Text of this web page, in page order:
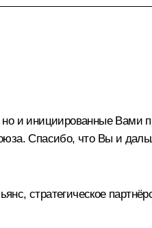
но и инициированные Вами
Спасибо, что Вы и
стратегическое